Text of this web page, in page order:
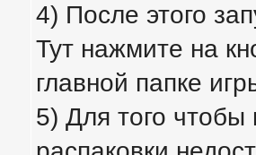
4) После этого
Тут нажмите на
главной папке
5) Для того чтобы